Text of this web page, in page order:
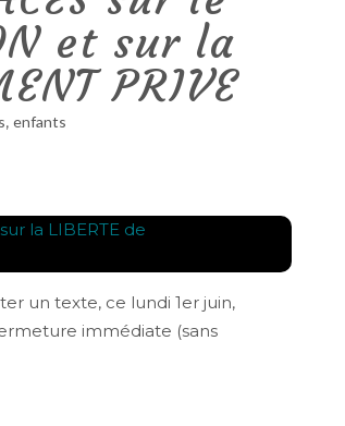
et sur la
PRIVE
, enfants
un texte, ce lundi 1er juin,
immédiate (sans